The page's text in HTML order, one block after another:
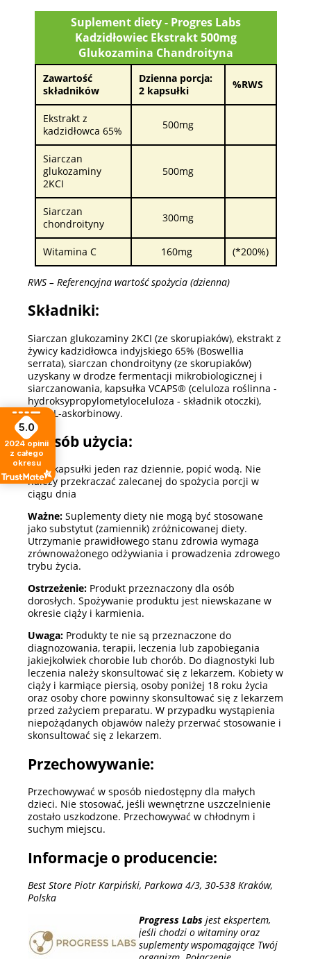
Suplement diety - Progres Labs
Kadzidłowiec Ekstrakt 500mg
Glukozamina Chandroityna
Zawartość
składników
Dzienna porcja:
2 kapsułki
%RWS
Ekstrakt z
kadzidłowca 65%
500mg
Siarczan
glukozaminy
2KCI
500mg
Siarczan
chondroityny
300mg
Witamina C 160mg (*200%)
RWS – Referencyjna wartość spożycia (dzienna)
Składniki:
Siarczan glukozaminy 2KCI (ze skorupiaków), ekstrakt z
żywicy kadzidłowca indyjskiego 65% (Boswellia
serrata), siarczan chondroityny (ze skorupiaków)
uzyskany w drodze fermentacji mikrobiologicznej i
siarczanowania, kapsułka VCAPS® (celuloza roślinna -
hydroksypropylometyloceluloza - składnik otoczki),
kwas L-askorbinowy.
Sposób użycia:
Dwie kapsułki jeden raz dziennie, popić wodą. Nie
należy przekraczać zalecanej do spożycia porcji w
ciągu dnia
Ważne: Suplementy diety nie mogą być stosowane
jako substytut (zamiennik) zróżnicowanej diety.
Utrzymanie prawidłowego stanu zdrowia wymaga
zrównoważonego odżywiania i prowadzenia zdrowego
trybu życia.
Ostrzeżenie: Produkt przeznaczony dla osób
dorosłych. Spożywanie produktu jest niewskazane w
okresie ciąży i karmienia.
Uwaga: Produkty te nie są przeznaczone do
diagnozowania, terapii, leczenia lub zapobiegania
jakiejkolwiek chorobie lub chorób. Do diagnostyki lub
leczenia należy skonsultować się z lekarzem. Kobiety w
ciąży i karmiące piersią, osoby poniżej 18 roku życia
oraz osoby chore powinny skonsultować się z lekarzem
przed zażyciem preparatu. W przypadku wystąpienia
niepożądanych objawów należy przerwać stosowanie i
skonsultować się z lekarzem.
Przechowywanie:
Przechowywać w sposób niedostępny dla małych
dzieci. Nie stosować, jeśli wewnętrzne uszczelnienie
zostało uszkodzone. Przechowywać w chłodnym i
suchym miejscu.
Informacje o producencie:
Best Store Piotr Karpiński, Parkowa 4/3, 30-538 Kraków,
Polska
Progress Labs jest ekspertem,
jeśli chodzi o witaminy oraz
suplementy wspomagające Twój
5.0
2024 opinii
z całego
okresu